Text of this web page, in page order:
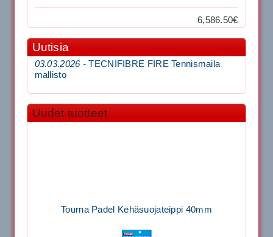
6,586.50€
Uutisia
03.03.2026 -TECNIFIBRE FIRE Tennismaila
mallisto
Uudet tuotteet
Tourna Padel Kehäsuojateippi 40mm